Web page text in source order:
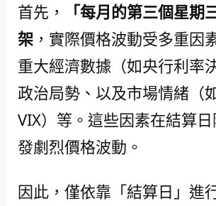
首先，
「每月的第三個星期
架，實際價格波動受多重因
重大經濟數據（如央行利率
政治局勢、以及市場情緒（
VIX）等。這些因素在結算
發劇烈價格波動。
因此，僅依靠「結算日」進